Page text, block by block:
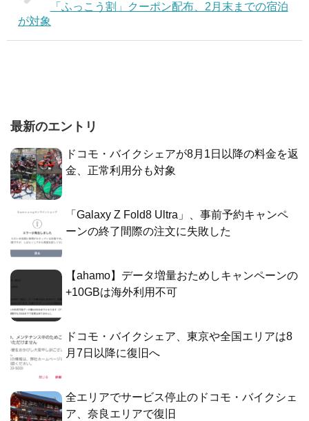
「ふっこう割」クーポン配布、2月末までの宿泊
が対象
最新のエントリ
ドコモ・バイクシェアが8月1日以降の料金を返
金、正常利用分も対象
「Galaxy Z Fold8 Ultra」、事前予約キャンペ
ーンの終了間際の注文に失敗した
【ahamo】データ増量おためしキャンペーンの
+10GBは海外利用不可
ドコモ・バイクシェア、東京や全国エリアは8
月7日以降に復旧へ
全エリアでサービス停止のドコモ・バイクシェ
ア、奈良エリアで復旧